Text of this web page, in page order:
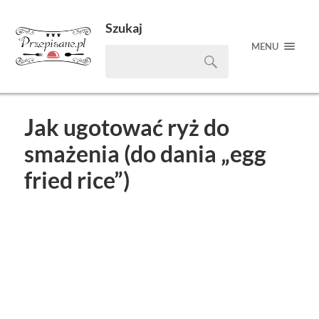
Szukaj
MENU
Jak ugotować ryż do
smażenia (do dania „egg
fried rice”)